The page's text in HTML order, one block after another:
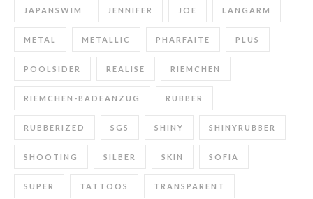
JAPANSWIM JENNIFER JOE LANGARM
METAL METALLIC PHARFAITE PLUS
POOLSIDER REALISE RIEMCHEN
RIEMCHEN-BADEANZUG RUBBER
RUBBERIZED SGS SHINY SHINYRUBBER
SHOOTING SILBER SKIN SOFIA
SUPER TATTOOS TRANSPARENT